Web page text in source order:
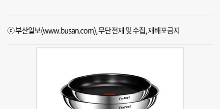
ⓒ 부산일보(www.busan.com), 무단전재 및 수집, 재배포금지